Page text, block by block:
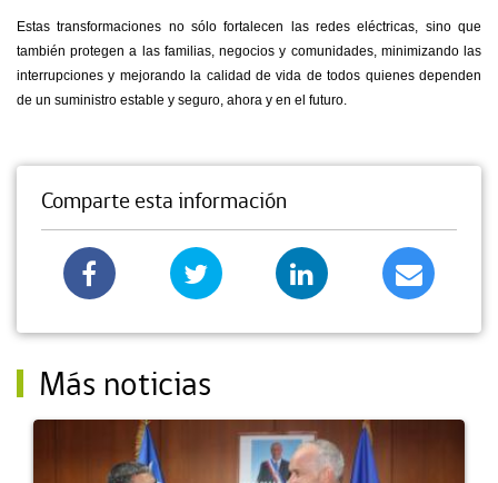
Estas transformaciones no sólo fortalecen las redes eléctricas, sino que
también protegen a las familias, negocios y comunidades, minimizando las
interrupciones y mejorando la calidad de vida de todos quienes dependen
de un suministro estable y seguro, ahora y en el futuro.
Comparte esta información
Más noticias